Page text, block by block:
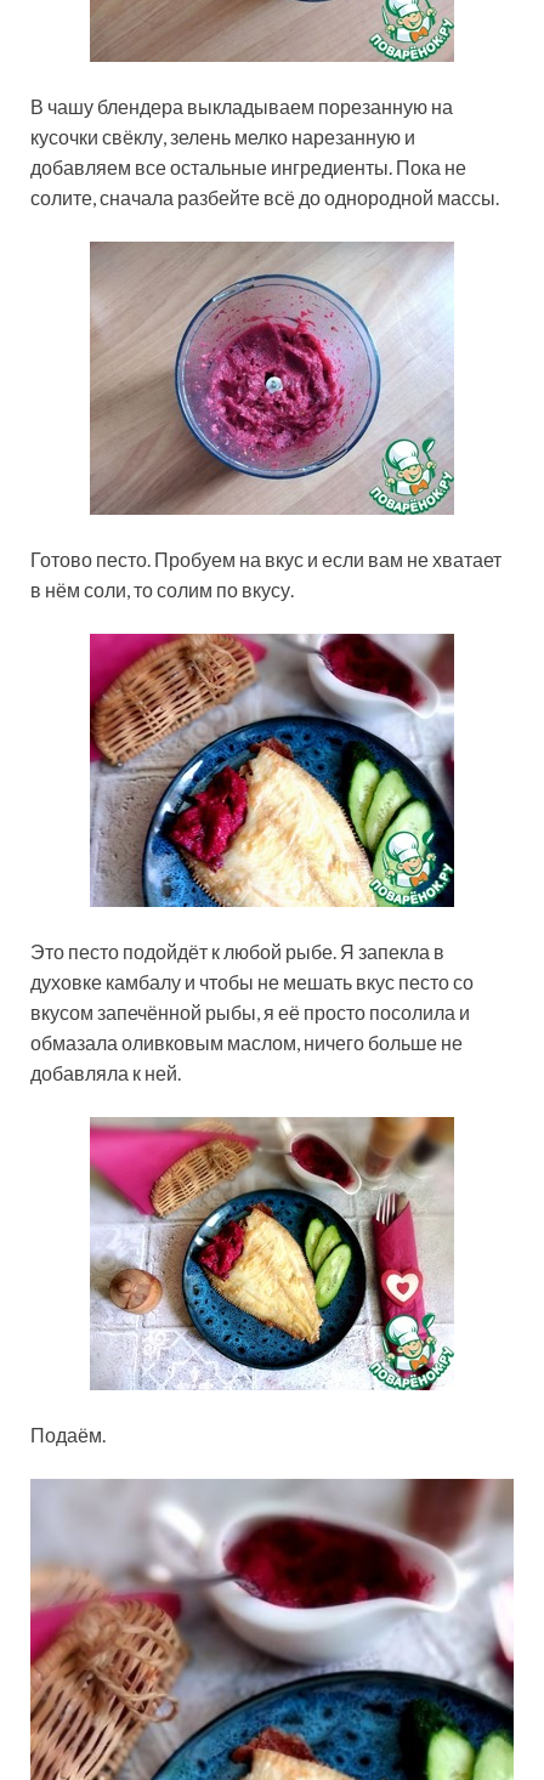
В чашу блендера выкладываем порезанную на
кусочки свёклу, зелень мелко нарезанную и
добавляем все остальные ингредиенты. Пока не
солите, сначала разбейте всё до однородной массы.
Готово песто. Пробуем на вкус и если вам не хватает
в нём соли, то солим по вкусу.
Это песто подойдёт к любой рыбе. Я запекла в
духовке камбалу и чтобы не мешать вкус песто со
вкусом запечённой рыбы, я её просто посолила и
обмазала оливковым маслом, ничего больше не
добавляла к ней.
Подаём.